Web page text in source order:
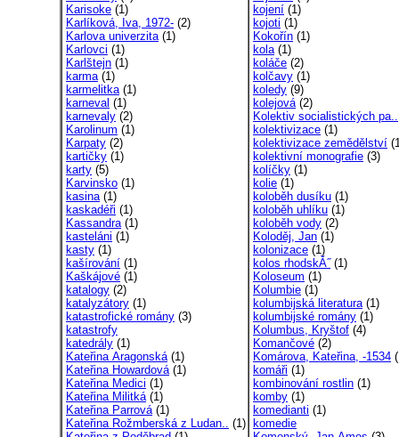
Karisoke (1)
Karlíková, Iva, 1972- (2)
Karlova univerzita(1)
Karlovci (1)
Karlštejn (1)
karma(1)
karmelitka(1)
karneval (1)
karnevaly (2)
Karolinum (1)
Karpaty (2)
kartičky (1)
karty (5)
Karvinsko (1)
kasina(1)
kaskadéři (1)
Kassandra(1)
kasteláni (1)
kasty (1)
kašírování (1)
Kaškájové (1)
katalogy (2)
katalyzátory (1)
katastrofické romány (3)
katastrofy
katedrály (1)
Kateřina Aragonská(1)
Kateřina Howardová(1)
Kateřina Medici (1)
Kateřina Militká(1)
Kateřina Parrová(1)
Kateřina Rožmberská z Ludan.. (1)
kojení (1)
kojoti (1)
Kokořín (1)
kola(1)
koláče (2)
kolčavy (1)
koledy (9)
kolejová(2)
Kolektiv socialistických pa..
kolektivizace (1)
kolektivizace zemědělství
kolektivní monografie (3)
kolíčky (1)
kolie (1)
koloběh dusíku (1)
koloběh uhlíku (1)
koloběh vody (2)
Koloděj, Jan (1)
kolonizace (1)
kolos rhodskĂ˝(1)
Koloseum (1)
Kolumbie (1)
kolumbijská literatura(1)
kolumbijské romány (1)
Kolumbus, Kryštof (4)
Komančové (2)
Komárova, Kateřina, -1534
komáři (1)
kombinování rostlin (1)
komby (1)
komedianti (1)
komedie